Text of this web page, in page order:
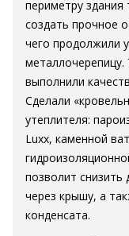
периметру здания
создать прочное
чего продолжили
выполнили
Сделали
утеплителя:
Luxx, каменной
позволит
через крышу, а
конденсата.